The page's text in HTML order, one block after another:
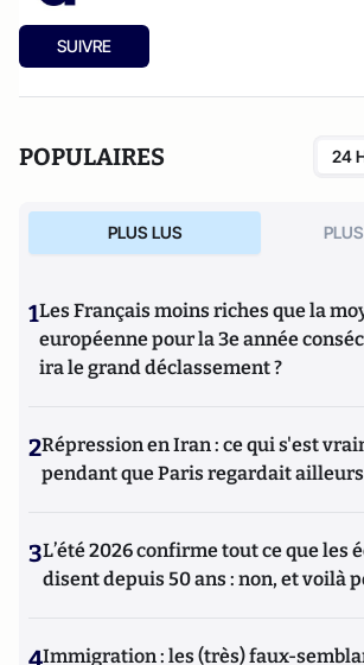
SUIVRE
POPULAIRES 24
PLUS LUS
1Les Français moins riches que la
européenne pour la 3e année
ira le grand déclassement ?
2Répression en Iran : ce qui s'est
pendant que Paris regardait ailleurs
3L’été 2026 confirme tout ce que les
disent depuis 50 ans : non, et voilà
4Immigration : les (très) faux-